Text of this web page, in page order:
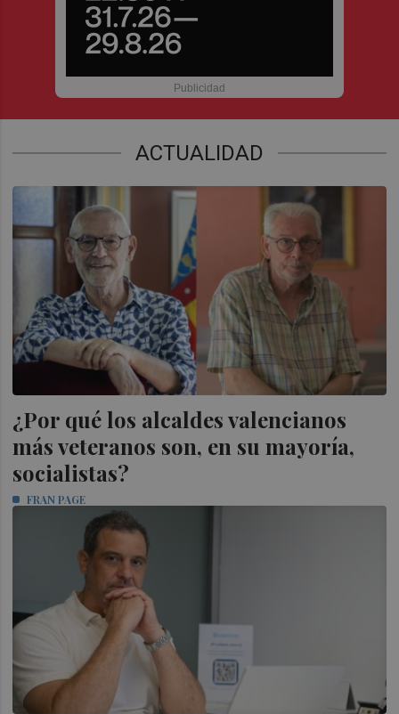
ACTUALIDAD
¿Por qué los alcaldes valencianos
más veteranos son, en su mayoría,
socialistas?
FRAN PAGE